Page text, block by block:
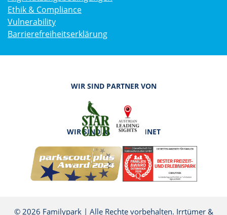
Ethik & Compliance
Vulnerability
Barrierefreiheitserklärung
WIR SIND PARTNER VON
WIR SIND AUSGEZEICHNET
© 2026 Familypark | Alle Rechte vorbehalten. Irrtümer &